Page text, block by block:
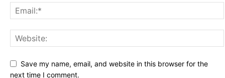
Save my name, email, and website in this browser for the
next time I comment.